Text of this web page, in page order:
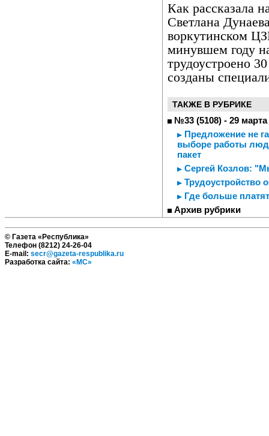
Как рассказала
Светлана
воркутинском
минувшем году
трудоустроено
созданы
ТАКЖЕ В РУБРИКЕ
№33 (5108) - 29 марта
Предложение не
выборе работы
пакет
Сергей Козлов:
Трудоустройство
Где больше
Архив рубрики
© Газета «Республика»
Телефон (8212) 24-26-04
E-mail: secr@gazeta-respublika.ru
Разработка сайта: «МС»